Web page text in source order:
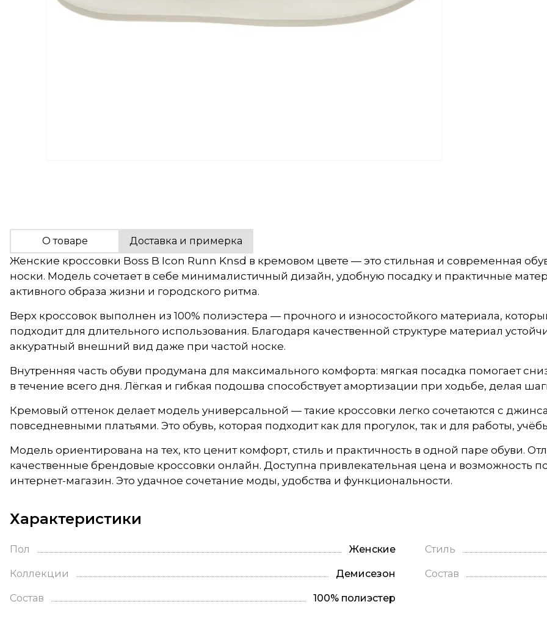
О товаре Доставка и примерка
Женские кроссовки Boss B Icon Runn Knsd в кремовом цвете — это стильная и современная
носки. Модель сочетает в себе минималистичный дизайн, удобную посадку и практичные
активного образа жизни и городского ритма.
Верх кроссовок выполнен из 100% полиэстера — прочного и износостойкого материала,
подходит для длительного использования. Благодаря качественной структуре материал
аккуратный внешний вид даже при частой носке.
Внутренняя часть обуви продумана для максимального комфорта: мягкая посадка помогает
в течение всего дня. Лёгкая и гибкая подошва способствует амортизации при ходьбе, делая
Кремовый оттенок делает модель универсальной — такие кроссовки легко сочетаются с
повседневными платьями. Это обувь, которая подходит как для прогулок, так и для работы,
Модель ориентирована на тех, кто ценит комфорт, стиль и практичность в одной паре обуви.
качественные брендовые кроссовки онлайн. Доступна привлекательная цена и возможность
интернет-магазин. Это удачное сочетание моды, удобства и функциональности.
Характеристики
Пол Женские Стиль
Коллекции Демисезон Состав
Состав 100% полиэстер